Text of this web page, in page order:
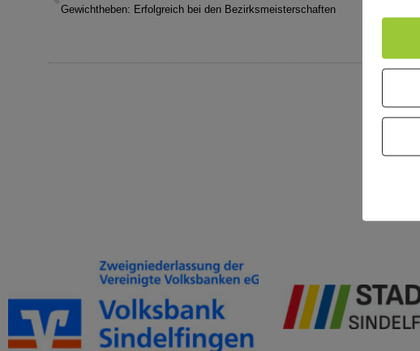
Gewichtheben: Erfolgreich bei den Bezirksmeisterschaften